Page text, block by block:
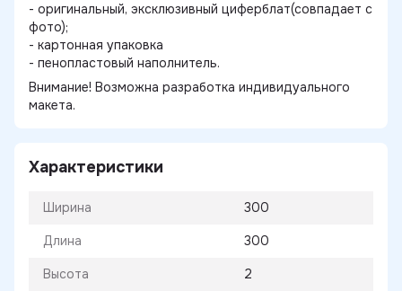
- оригинальный, эксклюзивный циферблат(совпадает с
фото);
- картонная упаковка
- пенопластовый наполнитель.
Внимание! Возможна разработка индивидуального
макета.
Характеристики
Ширина 300
Длина 300
Высота 2